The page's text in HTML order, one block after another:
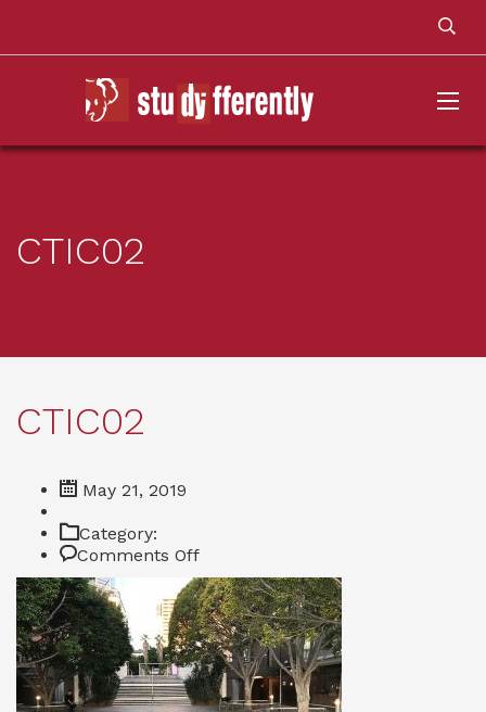
CTIC02
CTIC02
May 21, 2019
Category:
Comments Offon
CTIC02